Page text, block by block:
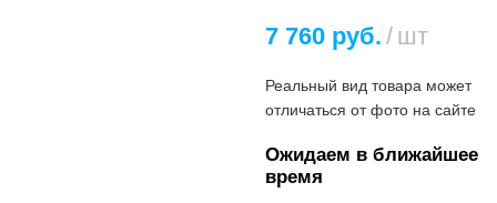
7 760руб. шт
Реальный вид товара может
отличаться от фото на сайте
Ожидаем в ближайшее
время